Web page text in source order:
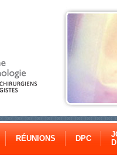
RÉUNIONS DPC